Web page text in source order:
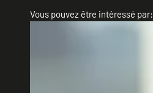
Vous pouvez être intéressé par: